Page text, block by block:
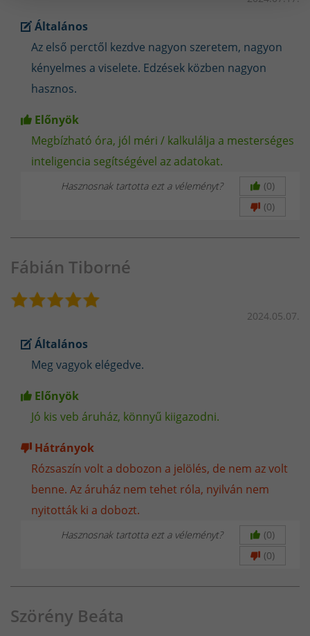
Egyszerű használat magyar nyelven
A rendszer magyar nyelvű menüvel is rendelkezik, ami azt
jelenti, hogy a használata rendkívül intuitív és kényelmes.
Nem kell bajlódnod a bonyolult beállításokkal vagy a
különböző funkciók megértésével, hiszen minden
szükséges információ egyszerűen és gyorsan elérhető.
IP68 Vízállóság – Tartós és Megbízható
Szabadtéri tevékenységek során, például túrázás vagy
sportolás közben sem hagy cserben, biztosítva ezzel a
Általános
Az első perctől kezdve nagyon szeretem, nagyon
kényelmes a viselete. Edzések közben nagyon
hasznos.
Előnyök
Megbízható óra, jól méri / kalkulálja a mesterséges
inteligencia segítségével az adatokat.
Hasznosnak tartotta ezt a véleményt?
(0)
(0)
Fábián Tiborné
2024.05.07.
Általános
Meg vagyok elégedve.
Előnyök
Jó kis veb áruház, könnyű kiigazodni.
Hátrányok
Rózsaszín volt a dobozon a jelölés, de nem az volt
benne. Az áruház nem tehet róla, nyilván nem
nyitották ki a dobozt.
Hasznosnak tartotta ezt a véleményt?
(0)
(0)
Szörény Beáta